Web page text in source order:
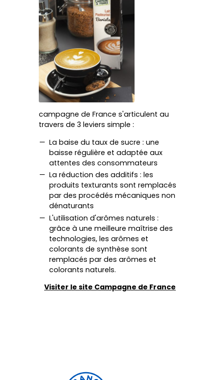
campagne de France s'articulent au
travers de 3 leviers simple :
La baise du taux de sucre : une
baisse régulière et adaptée aux
attentes des consommateurs
La réduction des additifs : les
produits texturants sont remplacés
par des procédés mécaniques non
dénaturants
L'utilisation d'arômes naturels :
grâce à une meilleure maîtrise des
technologies, les arômes et
colorants de synthèse sont
remplacés par des arômes et
colorants naturels.
Visiter le site Campagne de France